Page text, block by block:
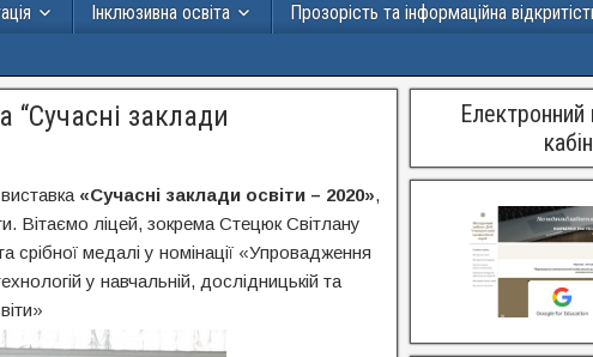
Інклюзивна освіта
Прозорість та інформаційна
заклади
«Сучасні заклади освіти – 2020»,
Вітаємо ліцей, зокрема Стецюк Світлану
срібної медалі у номінації «Упровадження
у навчальній, дослідницькій та